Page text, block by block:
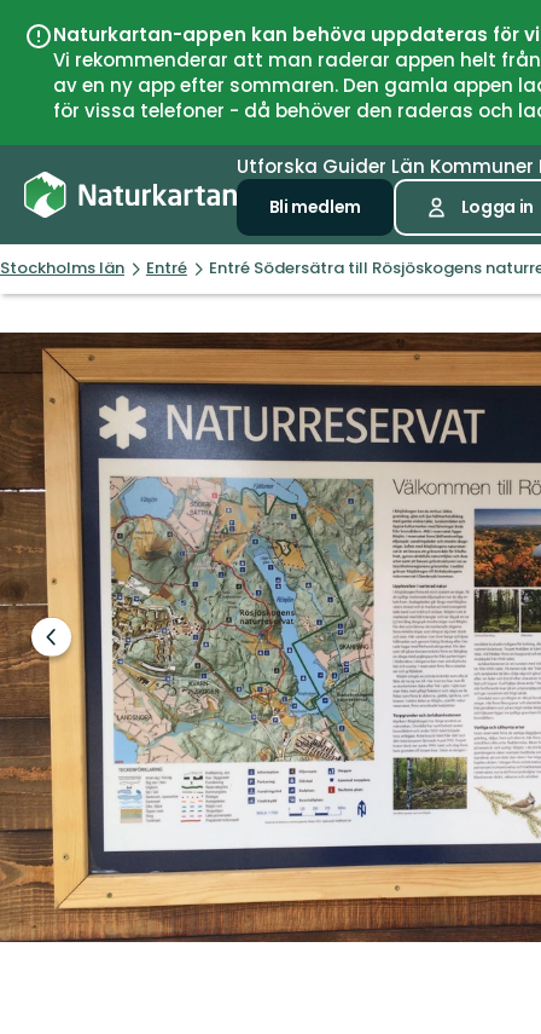
Naturkartan-appen kan behöva uppdateras för
Vi rekommenderar att man raderar appen helt
av en ny app efter sommaren. Den gamla
för vissa telefoner - då behöver den raderas och
Utforska Guider Län Kommuner
Bli medlem Logga in
Stockholms län Entré Entré Södersätra till Rösjöskogens
Föregående
bild